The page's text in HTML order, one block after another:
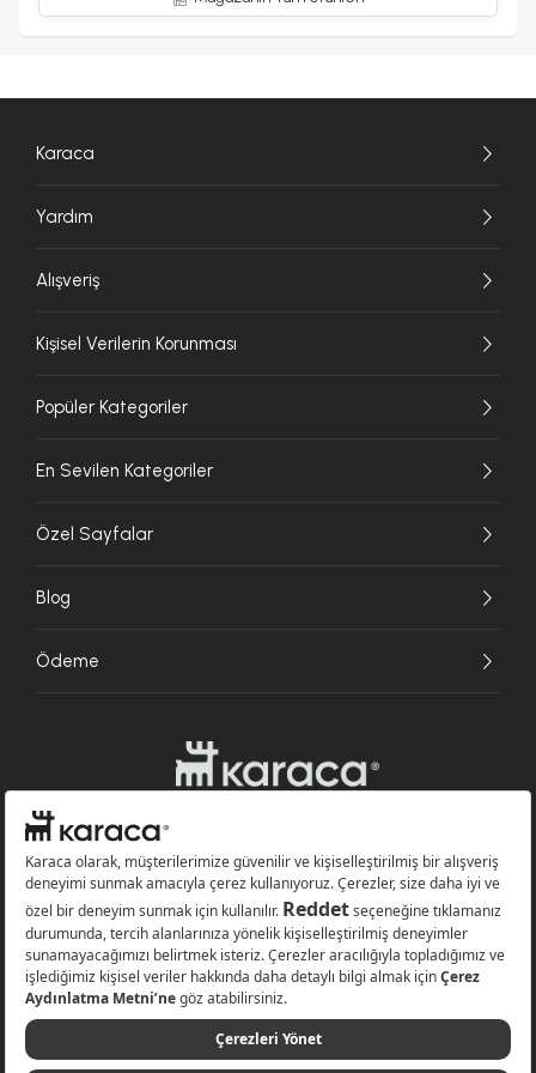
Karaca
Yardım
Alışveriş
Kişisel Verilerin Korunması
Popüler Kategoriler
En Sevilen Kategoriler
Özel Sayfalar
Blog
Ödeme
Websitesinde kullanılan bazı görseller yapay zekâ (AI) ile üretilmiştir.
Karaca.com © 2026 - Karaca Züccaciye A.Ş. Tüm hakları saklıdır.